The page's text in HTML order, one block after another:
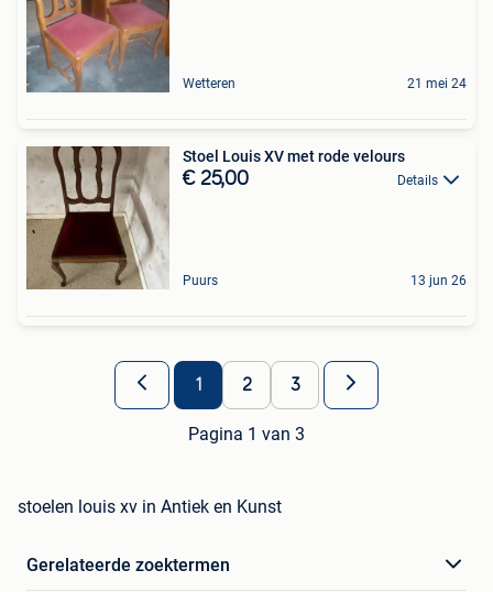
Wetteren 21 mei 24
Stoel Louis XV met rode velours
€ 25,00 Details
Puurs 13 jun 26
1 2 3
Pagina 1 van 3
stoelen louis xv in Antiek en Kunst
Gerelateerde zoektermen